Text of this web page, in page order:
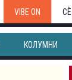
VIBE ON
КОЛУМНИ